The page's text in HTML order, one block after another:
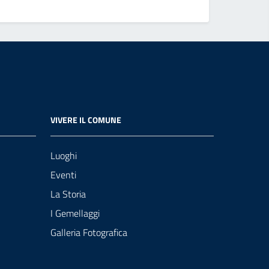
VIVERE IL COMUNE
Luoghi
Eventi
La Storia
I Gemellaggi
Galleria Fotografica